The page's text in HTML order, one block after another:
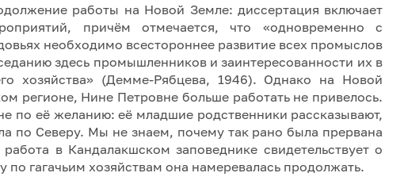
работы на Новой Земле: диссертация включает
причём отмечается, что «одновременно с
необходимо всестороннее развитие всех промыслов
здесь промышленников и заинтересованности их в
хозяйства» (Демме-Рябцева, 1946). Однако на Новой
регионе, Нине Петровне больше работать не привелось.
по её желанию: её младшие родственники рассказывают,
по Северу. Мы не знаем, почему так рано была прервана
в Кандалакшском заповеднике свидетельствует о
по гагачьим хозяйствам она намеревалась продолжать.